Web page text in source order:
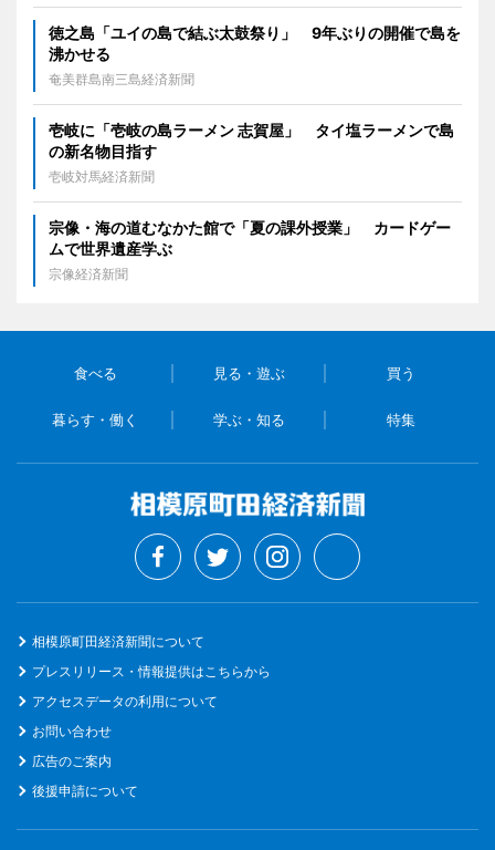
徳之島「ユイの島で結ぶ太鼓祭り」 9年ぶりの開催で島を
沸かせる
奄美群島南三島経済新聞
壱岐に「壱岐の島ラーメン 志賀屋」 タイ塩ラーメンで島
の新名物目指す
壱岐対馬経済新聞
宗像・海の道むなかた館で「夏の課外授業」 カードゲー
ムで世界遺産学ぶ
宗像経済新聞
食べる 見る・遊ぶ 買う
暮らす・働く 学ぶ・知る 特集
相模原町田経済新聞について
プレスリリース・情報提供はこちらから
アクセスデータの利用について
お問い合わせ
広告のご案内
後援申請について